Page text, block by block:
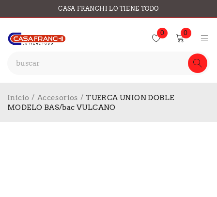
CASA FRANCHI LO TIENE TODO
0 0
Inicio / Accesorios / TUERCA UNION DOBLE
MODELO BAS/bac VULCANO